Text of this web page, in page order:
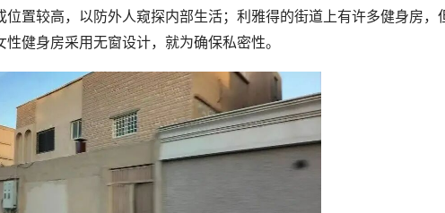
置较高，以防外人窥探内部生活；利雅得的街道上有许多健身房，
健身房采用无窗设计，就为确保私密性。